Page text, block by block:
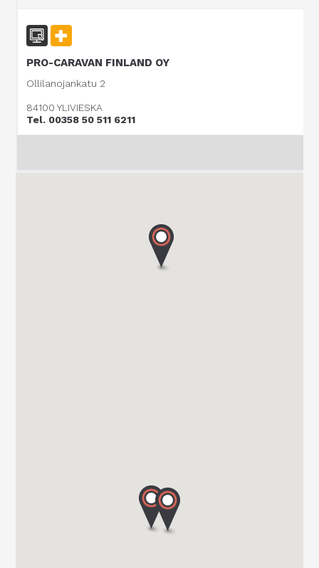
PRO-CARAVAN FINLAND OY
Ollilanojankatu 2
84100 YLIVIESKA
Tel. 00358 50 511 6211